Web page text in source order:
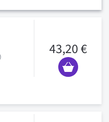
43,20 €